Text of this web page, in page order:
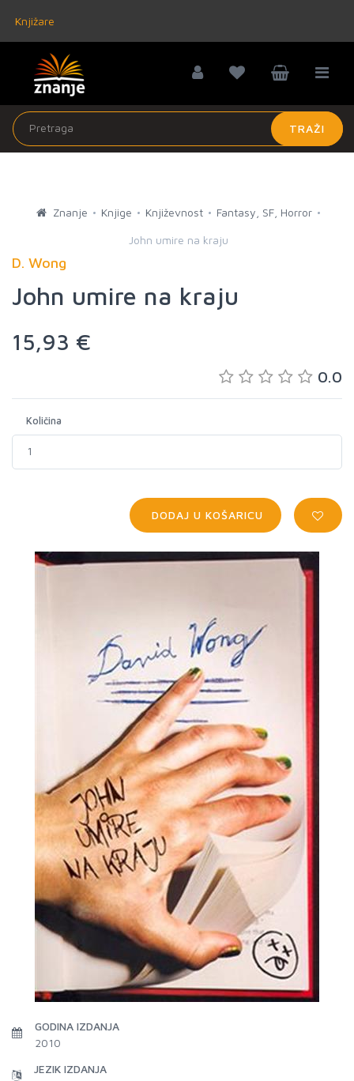
Knjižare
TRAŽI
Znanje Knjige Književnost Fantasy, SF, Horror
John umire na kraju
D. Wong
John umire na kraju
15,93 €
0.0
Količina
DODAJ U KOŠARICU
GODINA IZDANJA
2010
JEZIK IZDANJA